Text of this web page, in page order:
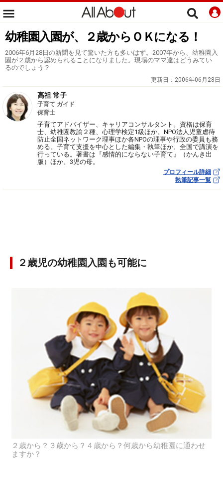
幼稚園入園が、２歳からＯＫになる！
2006年6月28日の新聞を見て驚いた方も多いはず。2007年から、幼稚園入
園が２歳から認められることになりました。現場のママ達はどうみてい
るのでしょう？
更新日： 2006年06月28日
高祖 常子
子育て ガイド
保育士
子育てアドバイザー、キャリアコンサルタント。資格は保育
士、幼稚園教諭２種、心理学検定1級ほか。NPO法人児童虐待
防止全国ネットワーク理事ほか各NPOの理事や行政の委員も務
める。子育て支援を中心とした編集・執筆ほか、全国で講演を
行っている。著書は『感情的にならない子育て』（かんき出
版）ほか。3児の母。
プロフィール詳細
執筆記事一覧
２歳児の幼稚園入園も可能に
２歳から？３歳から？４歳から？何歳から幼稚園に通わせ
ますか？